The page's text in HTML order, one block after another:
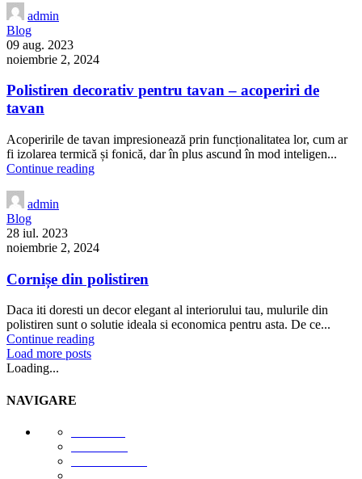
admin
Blog
09 aug. 2023
noiembrie 2, 2024
Polistiren decorativ pentru tavan – acoperiri de
tavan
Acoperirile de tavan impresionează prin funcționalitatea lor, cum ar
fi izolarea termică și fonică, dar în plus ascund în mod inteligen...
Continue reading
admin
Blog
28 iul. 2023
noiembrie 2, 2024
Cornișe din polistiren
Daca iti doresti un decor elegant al interiorului tau, mulurile din
polistiren sunt o solutie ideala si economica pentru asta. De ce...
Continue reading
Load more posts
Loading...
NAVIGARE